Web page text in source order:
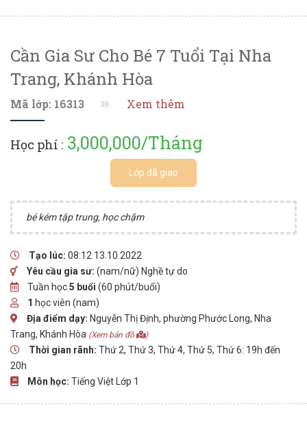
Cần Gia Sư Cho Bé 7 Tuổi Tại Nha
Trang, Khánh Hòa
Mã lớp: 16313 Xem thêm
Học phí : 3,000,000/Tháng
Lớp đã giao
bé kém tập trung, học chậm
Tạo lúc: 08:12 13.10.2022
Yêu cầu gia sư: (nam/nữ) Nghề tự do
Tuần học5 buổi (60 phút/buổi)
1 học viên (nam)
Địa điểm dạy: Nguyễn Thị Định, phường Phước Long, Nha
Trang, Khánh Hòa (Xem bản đồ )
Thời gian rãnh: Thứ 2, Thứ 3, Thứ 4, Thứ 5, Thứ 6: 19h đến
20h
Môn học: Tiếng Việt Lớp 1